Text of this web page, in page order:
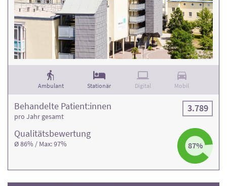
Ambulant Stationär Digital Mobil
Qualitäts­bewertung
Ø 86% / Max: 97% 87%
Behandelte Patient:innen
pro Jahr gesamt
3.789